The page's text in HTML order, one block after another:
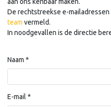
De rechtstreekse e-
team vermeld.
In noodgevallen is de directie
Naam *
E-mail *